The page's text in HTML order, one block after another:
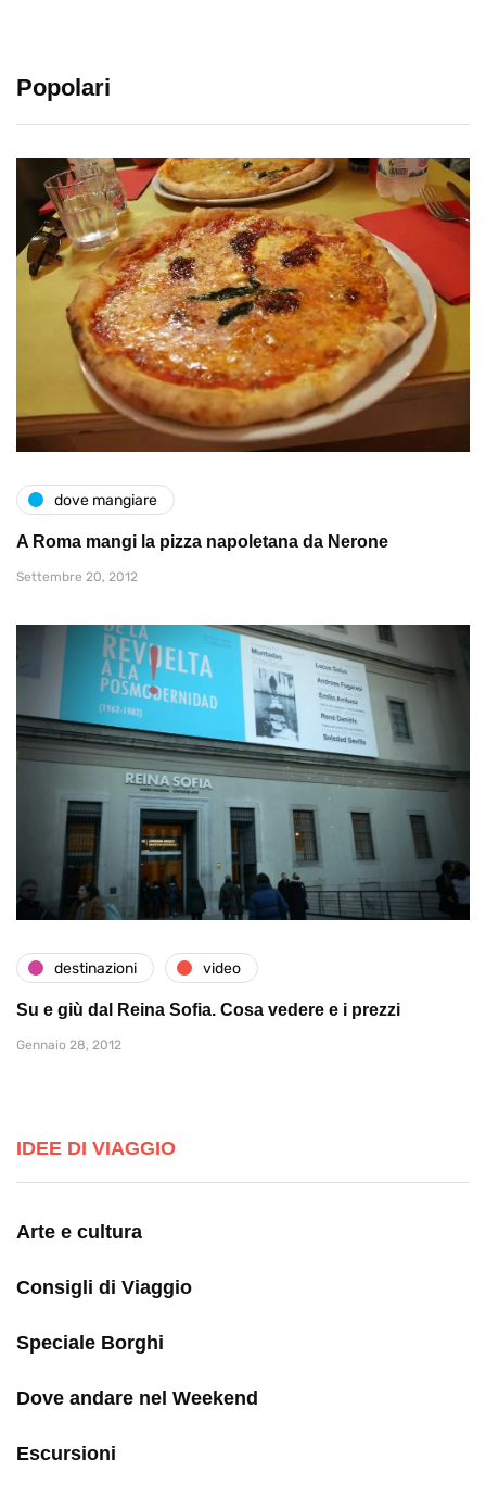
Popolari
dove mangiare
A Roma mangi la pizza napoletana da Nerone
Settembre 20, 2012
destinazioni video
Su e giù dal Reina Sofia. Cosa vedere e i prezzi
Gennaio 28, 2012
IDEE DI VIAGGIO
Arte e cultura
Consigli di Viaggio
Speciale Borghi
Dove andare nel Weekend
Escursioni